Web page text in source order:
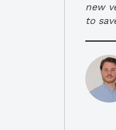
new
to